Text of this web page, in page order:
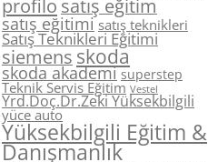
profilo satış eğitim
satış eğitimi satış teknikleri
Satış Teknikleri Eğitimi
siemens skoda
skoda akademi superstep
Teknik Servis Eğitim Vestel
Yrd.Doç.Dr.Zeki Yüksekbilgili
yüce auto
Yüksekbilgili Eğitim &
Danışmanlık